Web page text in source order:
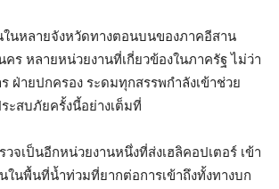
นหลายจังหวัดทางตอนบนของภาคอีสาน
คร หลายหน่วยงานที่เกี่ยวข้องในภาครัฐ ไม่ว่า
ฝ่ายปกครอง ระดมทุกสรรพกำลังเข้าช่วย
ะสบภัยครั้งนี้อย่างเต็มที่
จเป็นอีกหน่วยงานหนึ่งที่ส่งเฮลิคอปเตอร์ เข้า
ในพื้นที่น้ำท่วมที่ยากต่อการเข้าถึงทั้งทางบก